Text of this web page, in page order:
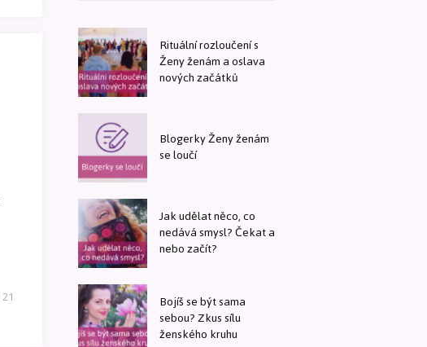
21
Rituální rozloučení s
Ženy ženám a oslava
nových začátků
Blogerky Ženy ženám
se loučí
Jak udělat něco, co
nedává smysl? Čekat a
nebo začít?
Bojíš se být sama
sebou? Zkus sílu
ženského kruhu